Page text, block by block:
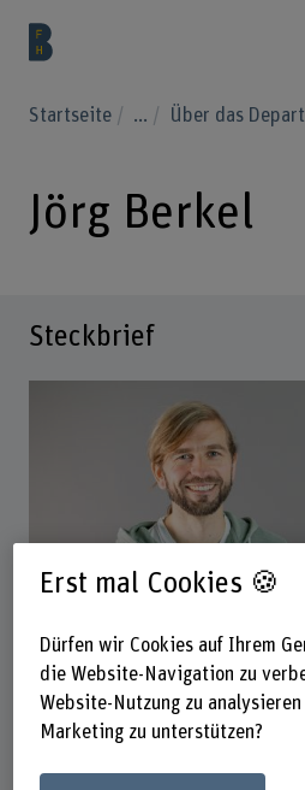
Startseite ... Über das
Jörg Berkel
Steckbrief
Jörg Berkel
Fachspezialist E-Assessment
Kontakt
+41 31 848 62 52
Erst mal Cookies 🍪
Dürfen wir Cookies auf Ihrem
die Website-Navigation zu
Website-Nutzung zu analysieren
Marketing zu unterstützen?